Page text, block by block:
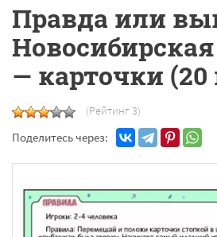
Правда или
— карточки
(Рейтинг 3)
Поделитесь через: